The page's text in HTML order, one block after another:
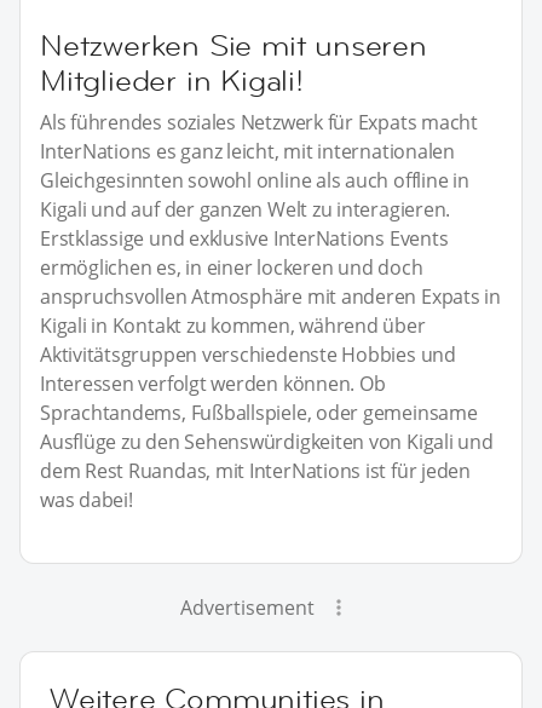
Netzwerken Sie mit unseren
Mitglieder in Kigali!
Als führendes soziales Netzwerk für Expats macht
InterNations es ganz leicht, mit internationalen
Gleichgesinnten sowohl online als auch offline in
Kigali und auf der ganzen Welt zu interagieren.
Erstklassige und exklusive InterNations Events
ermöglichen es, in einer lockeren und doch
anspruchsvollen Atmosphäre mit anderen Expats in
Kigali in Kontakt zu kommen, während über
Aktivitätsgruppen verschiedenste Hobbies und
Interessen verfolgt werden können. Ob
Sprachtandems, Fußballspiele, oder gemeinsame
Ausflüge zu den Sehenswürdigkeiten von Kigali und
dem Rest Ruandas, mit InterNations ist für jeden
was dabei!
Advertisement
Weitere Communities in